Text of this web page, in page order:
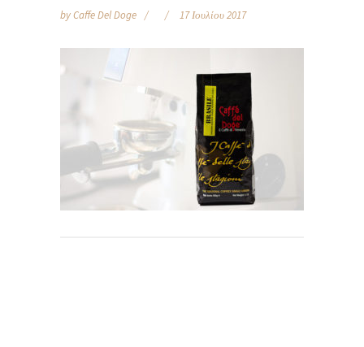
byCaffe Del Doge 17 Ιουλίου 2017